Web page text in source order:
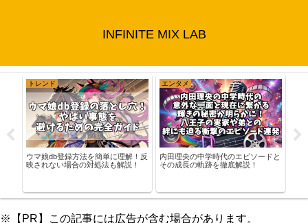
INFINITE MIX LAB
の中学時代のエピソードと
の軌跡を徹底解説！
スポーツ
瀬戸大也の決勝は何時で予想は？パ
リ五輪での熱戦とメダルの行方を徹
ドラマ
べらぼう第48話モ
※【PR】この記事には広告が含む場合があります。